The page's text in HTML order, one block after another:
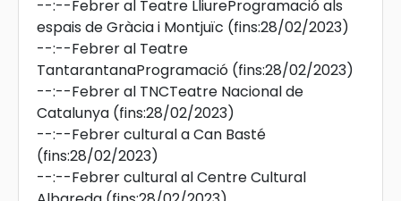
--:--Febrer al Teatre LliureProgramació als
espais de Gràcia i Montjuïc (fins:28/02/2023)
--:--Febrer al Teatre
TantarantanaProgramació (fins:28/02/2023)
--:--Febrer al TNCTeatre Nacional de
Catalunya (fins:28/02/2023)
--:--Febrer cultural a Can Basté
(fins:28/02/2023)
--:--Febrer cultural al Centre Cultural